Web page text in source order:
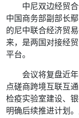
中尼双边经贸
中国商务部副部长
的尼中联合经济贸
来，是两国对接经
平台。
会议将复盘近
点磋商跨境互联互
检疫实验室建设、
明确后续推进计划